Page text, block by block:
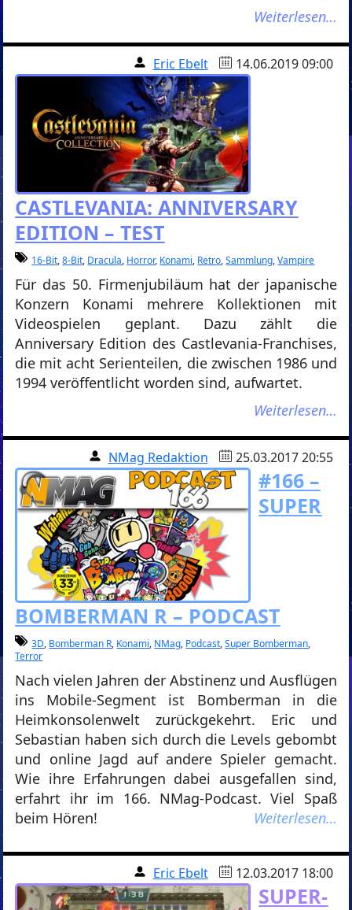
Weiterlesen…
Eric Ebelt 14.06.2019 09:00
CASTLEVANIA: ANNIVERSARY
EDITION – TEST
16-Bit,8-Bit, Dracula, Horror, Konami, Retro,Sammlung,Vampire
Für das 50. Firmenjubiläum hat der japanische
Konzern Konami mehrere Kollektionen mit
Videospielen geplant. Dazu zählt die
Anniversary Edition des Castlevania-Franchises,
die mit acht Serienteilen, die zwischen 1986 und
1994 veröffentlicht worden sind, aufwartet.
Weiterlesen…
NMag Redaktion 25.03.2017 20:55
#166 –
SUPER
BOMBERMAN R – PODCAST
3D, Bomberman R, Konami, NMag, Podcast,Super Bomberman,
Terror
Nach vielen Jahren der Abstinenz und Ausflügen
ins Mobile-Segment ist Bomberman in die
Heimkonsolenwelt zurückgekehrt. Eric und
Sebastian haben sich durch die Levels gebombt
und online Jagd auf andere Spieler gemacht.
Wie ihre Erfahrungen dabei ausgefallen sind,
erfahrt ihr im 166. NMag-Podcast. Viel Spaß
beim Hören!
Weiterlesen…
Eric Ebelt 12.03.2017 18:00
SUPER-